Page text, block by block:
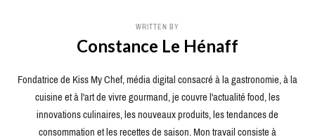
WRITTEN BY
Constance Le Hénaff
Fondatrice de Kiss My Chef, média digital consacré à la gastronomie, à la
cuisine et à l'art de vivre gourmand, je couvre l'actualité food, les
innovations culinaires, les nouveaux produits, les tendances de
consommation et les recettes de saison. Mon travail consiste à